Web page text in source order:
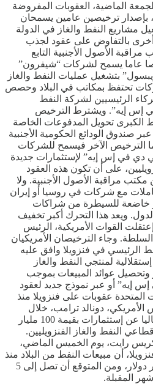
الماضية، العقوبات المفروضة
بإصدار ترخيصين عامين يسمحان
مشاريع النفط والغاز في الدولة
بالتفاوض على عقود لجذب
الأصول الأجنبية التابع
عاما يسمح لشركات “شيفرون”
بتشغيل عمليات النفط والغاز
تحتفظ بمكاتب في البلاد وحصص
الرئيسيين لشركة النفط
في إس إيه”. ويشترط الترخيص
الكبرى تحويل المدفوعات الخاصة
عبر صندوق الودائع الحكومية الأجنبية
الترخيص الآخر فيسمح للشركات
دي في إس إيه” لإستثمارات جديدة
على أن تكون هذه العقود
مراقبة الأصول الأجنبية. ولا
مع شركات في روسيا أو إيران
أو خاضعة للسيطرة من شراكات
ويعد هذا التحرك أكبر تخفيف
القوات الأمريكية، الرئيس
وجاء الترخيصان الأمريكيان
الرئيسي في فنزويلا وافق عليه
لمنتجي النفط والغاز
وتحصيل عوائد المبيعات بموجب
إيه” أو عبر نموذج جديد لعقود
المتحدة عقوبات على فنزويلا منذ
الأمريكي، دونالد ترامب، خلال
ولايته الأولى. ويبحث ترامب حاليا عن إستثمارات بقيمة 100 مليار
النفط والغاز الفنزويليين.
رايت، يوم الخميس الماضي،
أن مبيعات النفط من البلاد منذ
القبض على مادورو بلغت مليار دولار، ومن المتوقع أن تصل إلى 5
المقبلة.